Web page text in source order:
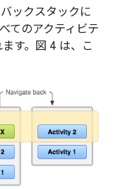
ックスタックに
てのアクティビテ
す。図 4 は、こ